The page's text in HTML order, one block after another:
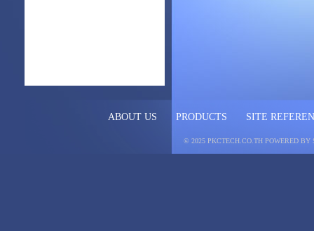
ABOUT US PRODUCTS SITE
© 2025 PKCTECH.CO.TH POWERED BY